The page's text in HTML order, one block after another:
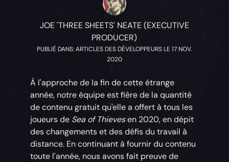
JOE 'THREE SHEETS' NEATE (EXECUTIVE
PRODUCER)
PUBLIÉ DANS: ARTICLES DES DÉVELOPPEURS LE 17 NOV.
2020
À l'approche de la fin de cette étrange
année, notre équipe est fière de la quantité
de contenu gratuit qu'elle a offert à tous les
joueurs de Sea of Thievesen 2020, en dépit
des changements et des défis du travail à
distance. En continuant à fournir du contenu
toute l'année, nous avons fait preuve de